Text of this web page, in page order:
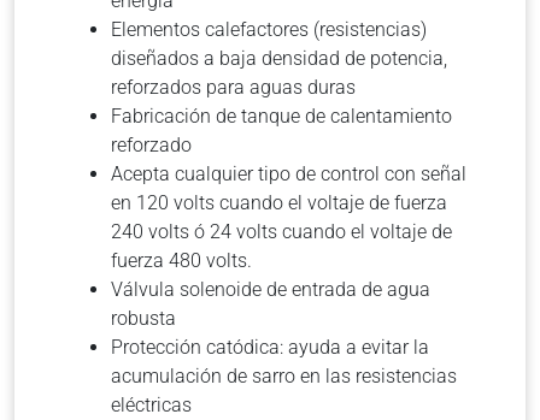
Elementos calefactores (resistencias)
diseñados a baja densidad de potencia,
reforzados para aguas duras
Fabricación de tanque de calentamiento
reforzado
Acepta cualquier tipo de control con señal
en 120 volts cuando el voltaje de fuerza
240 volts ó 24 volts cuando el voltaje de
fuerza 480 volts.
Válvula solenoide de entrada de agua
robusta
Protección catódica: ayuda a evitar la
acumulación de sarro en las resistencias
eléctricas